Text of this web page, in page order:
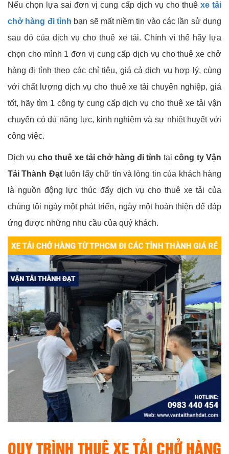
Nếu chọn lựa sai đơn vị cung cấp dịch vụ cho thuê xe tải
chở hàng đi tỉnh bạn sẽ mất niềm tin vào các lần sử dụng
sau đó của dịch vụ cho thuê xe tải. Chính vì thế hãy lựa
chọn cho mình 1 đơn vị cung cấp dịch vụ cho thuê xe chở
hàng đi tỉnh theo các chỉ tiêu, giá cả dịch vụ hợp lý, cùng
với chất lượng dịch vụ cho thuê xe tải chuyên nghiệp, giá
tốt, hãy tìm 1 công ty cung cấp dịch vụ cho thuê xe tải vận
chuyển có đủ năng lực, kinh nghiệm và sự nhiệt huyết với
công việc.
Dịch vụ cho thuê xe tải chở hàng đi tỉnh tạicông ty Vận
Tải Thành Đạtluôn lấy chữ tín và lòng tin của khách hàng
là nguồn động lực thúc đẩy dịch vụ cho thuê xe tải của
chúng tôi ngày một phát triển, ngày một hoàn thiện để đáp
ứng được những nhu cầu của quý khách.
QUY TRÌNH THUÊ XE TẢI CHỞ HÀNG